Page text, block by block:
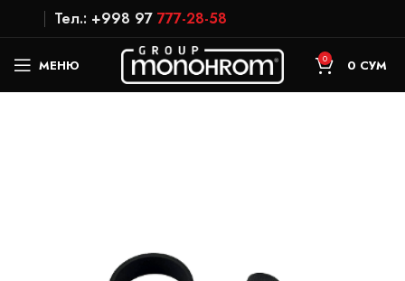
Тел.: +998 97 777-28-58
МЕНЮ 0 0 СУМ